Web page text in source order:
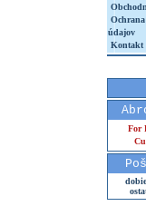
údajov
Kontakt
For